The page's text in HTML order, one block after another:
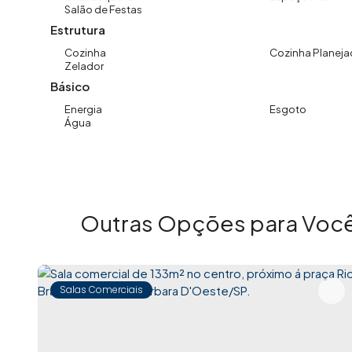
Nosso atendimento é próximo, humano e orientado
✨ Imovibe Imóveis. A imobiliária que causa magia em
Salão de Festas
Estrutura
Cozinha Cozinha
Zelador
Básico
Energia Esgoto
Água
Outras Opções para
Salas Comerciais